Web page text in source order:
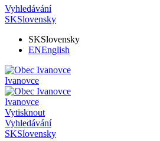
Vyhledávání
SKSlovensky
SKSlovensky
ENEnglish
Ivanovce
Ivanovce
Vytisknout
Vyhledávání
SKSlovensky